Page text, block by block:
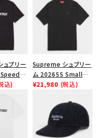
を表示する
で検索する
プリー
Tシャツ
込)
Supreme シュプリー
ム 2026SS Small
Box Tee スモールボ
¥21,980 (税込)